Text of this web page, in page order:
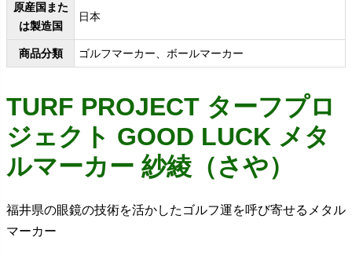
原産国また
は製造国
日本
商品分類 ゴルフマーカー、ボールマーカー
TURF PROJECT ターフプロ
ジェクト GOOD LUCK メタ
ルマーカー 紗綾（さや）
福井県の眼鏡の技術を活かしたゴルフ運を呼び寄せるメタル
マーカー